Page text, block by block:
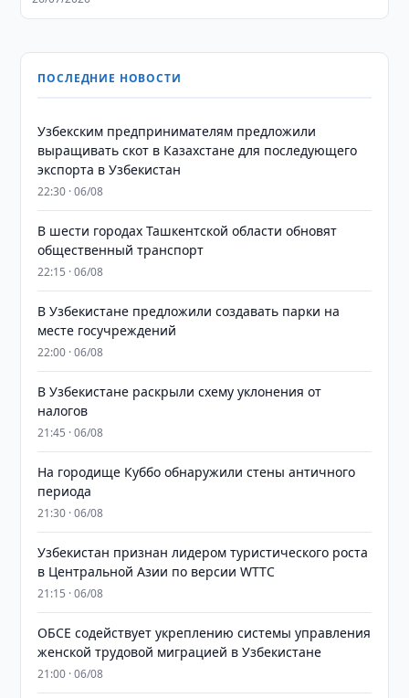
ПОСЛЕДНИЕ НОВОСТИ
Узбекским предпринимателям предложили
выращивать скот в Казахстане для последующего
экспорта в Узбекистан
22:30 · 06/08
В шести городах Ташкентской области обновят
общественный транспорт
22:15 · 06/08
В Узбекистане предложили создавать парки на
месте госучреждений
22:00 · 06/08
В Узбекистане раскрыли схему уклонения от
налогов
21:45 · 06/08
На городище Куббо обнаружили стены античного
периода
21:30 · 06/08
Узбекистан признан лидером туристического роста
в Центральной Азии по версии WTTC
21:15 · 06/08
ОБСЕ содействует укреплению системы управления
женской трудовой миграцией в Узбекистане
21:00 · 06/08